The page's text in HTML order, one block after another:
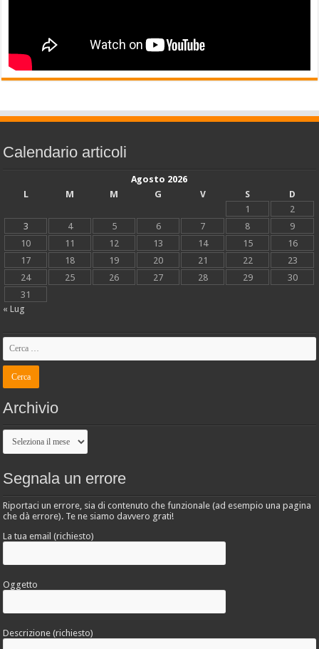
Calendario articoli
Agosto 2026
L
M M G V S
D
1
2
3
4 5 6 7 8
9
10
11 12 13 14 15
16
17
18 19 20 21 22
23
24
25 26 27 28 29
30
31
« Lug
Archivio
Archivio
Segnala un errore
Riportaci un errore, sia di contenuto che funzionale (ad esempio una pagina
che dà errore). Te ne siamo davvero grati!
La tua email (richiesto)
Oggetto
Descrizione (richiesto)